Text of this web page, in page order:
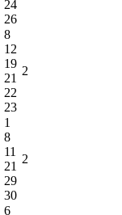
24
26
8
12
19
21
22
23
2
1
8
11
21
29
30
2
6